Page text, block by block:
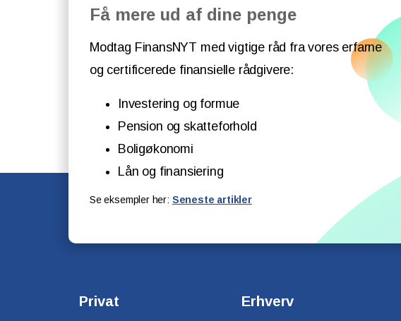
Få mere ud af dine penge
Modtag FinansNYT med vigtige råd fra vores erfarne
og certificerede finansielle rådgivere:
Investering og formue
Pension og skatteforhold
Boligøkonomi
Lån og finansiering
Se eksempler her: Seneste artikler
Privat Erhverv